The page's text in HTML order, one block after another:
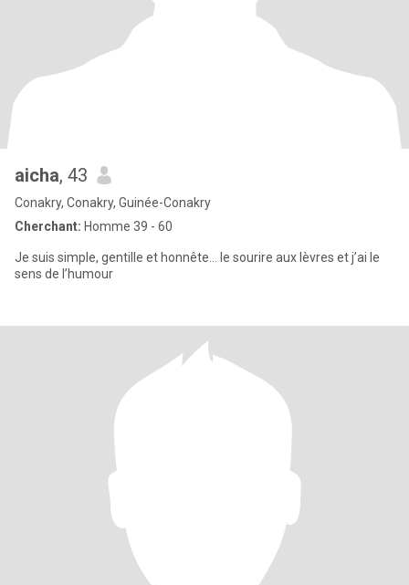
aicha, 43
Conakry, Conakry, Guinée-Conakry
Cherchant: Homme 39 - 60
Je suis simple, gentille et honnête… le sourire aux lèvres et j’ai le
sens de l’humour